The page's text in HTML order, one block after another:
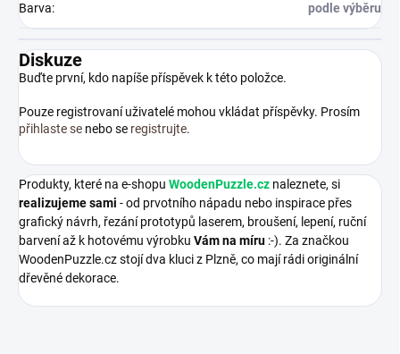
Barva: podle výběru
Diskuze
Buďte první, kdo napíše příspěvek k této položce.
Pouze registrovaní uživatelé mohou vkládat příspěvky. Prosím
přihlaste se nebo se registrujte.
Produkty, které na e-shopu WoodenPuzzle.cz naleznete, si
realizujeme sami - od prvotního nápadu nebo inspirace přes
grafický návrh, řezání prototypů laserem, broušení, lepení, ruční
barvení až k hotovému výrobku Vám na míru :-). Za značkou
WoodenPuzzle.cz stojí dva kluci z Plzně, co mají rádi originální
dřevěné dekorace.